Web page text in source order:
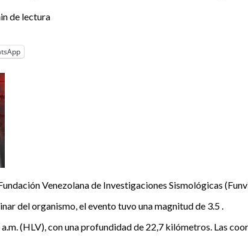
de lectura
Venezolana de Investigaciones Sismológicas
del organismo, el evento tuvo una magnitud de 3.5 .
(HLV), con una profundidad de 22,7 kilómetros. Las